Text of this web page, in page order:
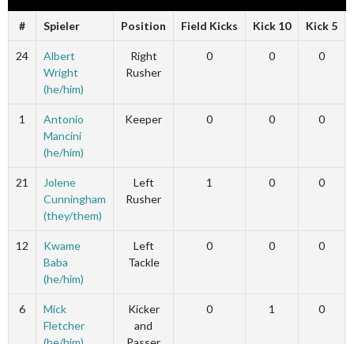
# Spieler Position Field Kicks Kick 10 Kick 5
24
Albert
Wright
(he/him)
Right
Rusher
0 0 0
1
Antonio
Mancini
(he/him)
Keeper 0 0 0
21
Jolene
Cunningham
(they/them)
Left
Rusher
1 0 0
12
Kwame
Baba
(he/him)
Left
Tackle
0 0 0
6
Mick
Fletcher
Kicker
and
0 1 0